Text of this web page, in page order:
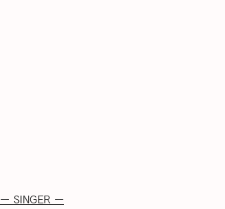
ー SINGER ー